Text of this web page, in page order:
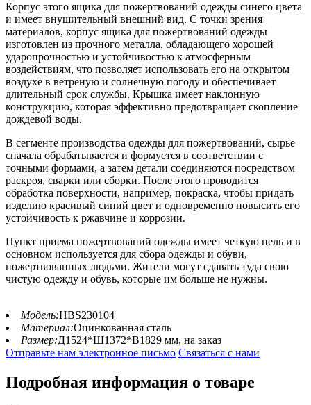
Корпус этого ящика для пожертвований одежды синего цвета
и имеет внушительный внешний вид. С точки зрения
материалов, корпус ящика для пожертвований одежды
изготовлен из прочного металла, обладающего хорошей
ударопрочностью и устойчивостью к атмосферным
воздействиям, что позволяет использовать его на открытом
воздухе в ветреную и солнечную погоду и обеспечивает
длительный срок службы. Крышка имеет наклонную
конструкцию, которая эффективно предотвращает скопление
дождевой воды.
В сегменте производства одежды для пожертвований, сырье
сначала обрабатывается и формуется в соответствии с
точными формами, а затем детали соединяются посредством
раскроя, сварки или сборки. После этого проводится
обработка поверхности, например, покраска, чтобы придать
изделию красивый синий цвет и одновременно повысить его
устойчивость к ржавчине и коррозии.
Пункт приема пожертвований одежды имеет четкую цель и в
основном используется для сбора одежды и обуви,
пожертвованных людьми. Жители могут сдавать туда свою
чистую одежду и обувь, которые им больше не нужны.
Модель:HBS230104
Материал:Оцинкованная сталь
Размер:Д1524*Ш1372*В1829 мм, на заказ
Отправьте нам электронное письмо Связаться с нами
Подробная информация о товаре